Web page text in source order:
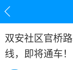
双安社区官桥
线，即将通车！